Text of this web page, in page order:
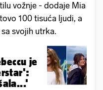
vožnje - dodaje Mia
100 tisuća ljudi, a
svojih utrka.
je